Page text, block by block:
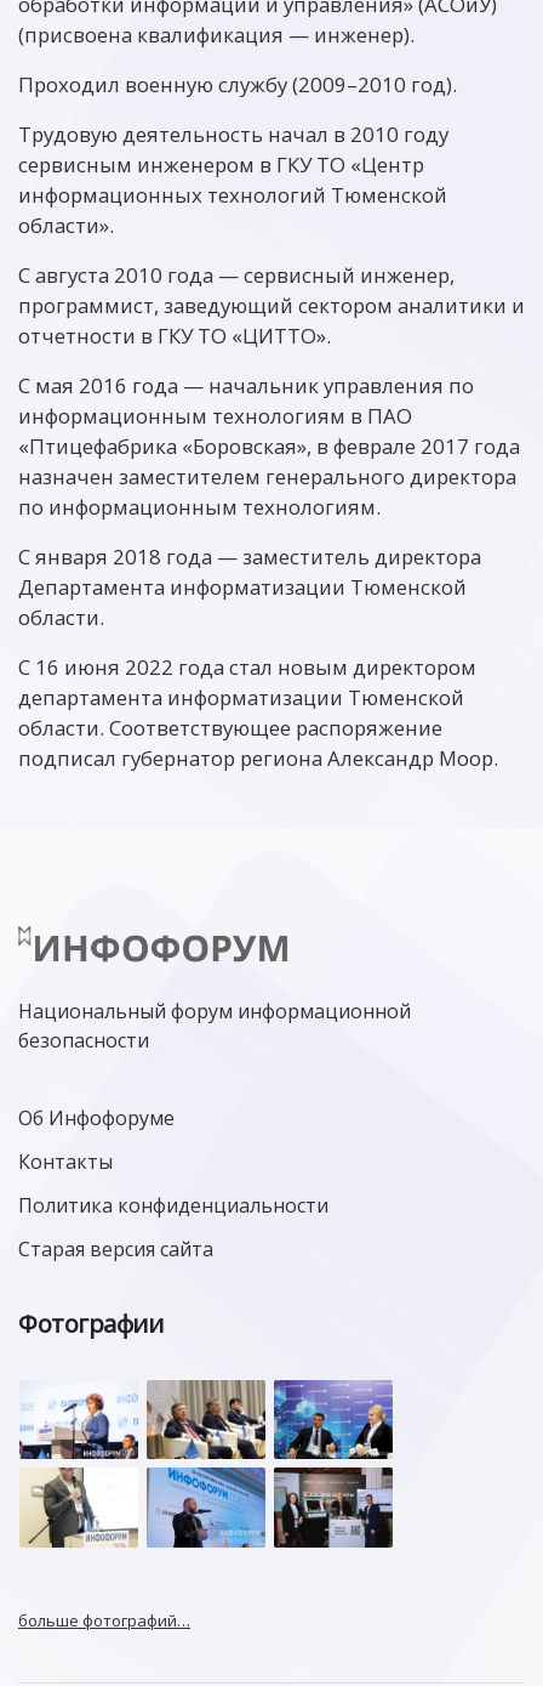
(присвоена квалификация — инженер).
Проходил военную службу (2009–2010 год).
Трудовую деятельность начал в 2010 году
сервисным инженером в ГКУ ТО «Центр
информационных технологий Тюменской
области».
С августа 2010 года — сервисный инженер,
программист, заведующий сектором аналитики и
отчетности в ГКУ ТО «ЦИТТО».
С мая 2016 года — начальник управления по
информационным технологиям в ПАО
«Птицефабрика «Боровская», в феврале 2017 года
назначен заместителем генерального директора
по информационным технологиям.
С января 2018 года — заместитель директора
Департамента информатизации Тюменской
области.
С 16 июня 2022 года стал новым директором
департамента информатизации Тюменской
области. Соответствующее распоряжение
подписал губернатор региона Александр Моор.
Национальный форум информационной
безопасности
Об Инфофоруме
Контакты
Политика конфиденциальности
Старая версия сайта
Фотографии
больше фотографий…